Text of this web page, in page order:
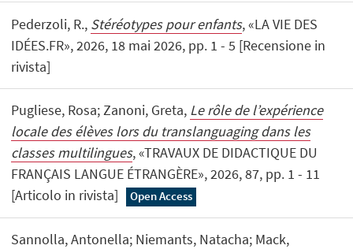
Pederzoli, R., Stéréotypes pour enfants, «LA VIE DES
IDÉES.FR», 2026, 18 mai 2026, pp. 1 - 5 [Recensione in
rivista]
Pugliese, Rosa; Zanoni, Greta, Le rôle de l’expérience
locale des élèves lors du translanguaging dans les
classes multilingues, «TRAVAUX DE DIDACTIQUE DU
FRANÇAIS LANGUE ÉTRANGÈRE», 2026, 87, pp. 1 - 11
[Articolo in rivista]
Open Access
Sannolla, Antonella; Niemants, Natacha; Mack,